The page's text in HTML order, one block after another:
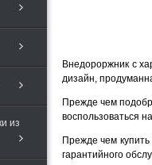
из
Внедороржник с
дизайн,
Прежде чем
воспользоваться
Прежде чем
гарантийного